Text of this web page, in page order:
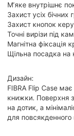
М’яке внутрішнє
Захист усіх бічних
Захист кнопок
Точні вирізи під
Магнітна фіксація
Щільна посадка на
Дизайн:
FIBRA Flip Case
книжки. Поверхня
на дотик, а
для повсякденного